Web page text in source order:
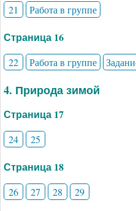
21 Работа в группе
Страница 16
22 Работа в группе
4. Природа зимой
Страница 17
24 25
Страница 18
26 27 28 29